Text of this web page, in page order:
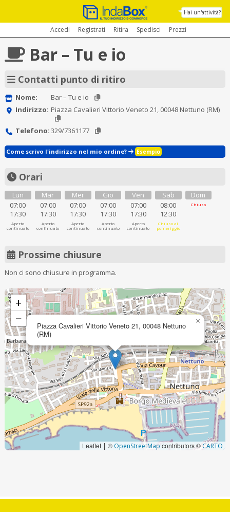
Hai un'attività?
Accedi Registrati Ritira Spedisci Prezzi
Bar – Tu e io
Contatti punto di ritiro
Nome:
Bar – Tu e io
Indirizzo: Piazza Cavalieri Vittorio Veneto 21, 00048 Nettuno (RM)
Telefono:329/7361177
Come scrivo l'indirizzo nel mio ordine? Esempio
Orari
Lun
07:00
17:30
Aperto
continuato
Mar
07:00
17:30
Aperto
continuato
Mer
07:00
17:30
Aperto
continuato
Gio
07:00
17:30
Aperto
continuato
Ven
07:00
17:30
Aperto
continuato
Sab
08:00
12:30
Chiuso al
pomeriggio
Dom
Chiuso
Prossime chiusure
Non ci sono chiusure in programma.
Piazza Cavalieri Vittorio Veneto 21, 00048 Nettuno
(RM)
×
+
−
Leaflet | © OpenStreetMap contributors ©CARTO